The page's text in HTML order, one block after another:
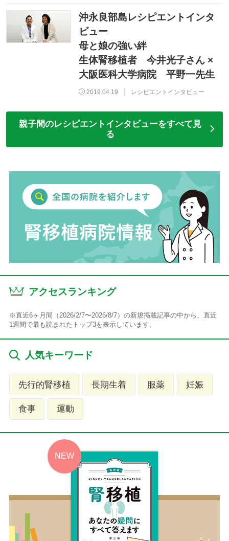
沖永良部島レシピエントインタ
ビュー
母と娘の強い絆
生体腎移植者 今井光子さん ×
大阪医科大学病院 平野一先生
2019.04.19 レシピエントインタビュー
親子間のレシピエントインタビューをすべて見
る
アクセスランキング
※直近6ヶ月間（2026/2/7〜2026/8/7）の新規掲載記事の中から、直近
1週間で最も読まれたトップ3を表示しています。
人気キーワード
先行的腎移植 長期生着 服薬 妊娠
食事 運動